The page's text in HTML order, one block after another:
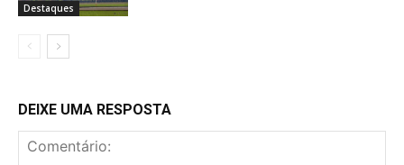
Destaques
DEIXE UMA RESPOSTA